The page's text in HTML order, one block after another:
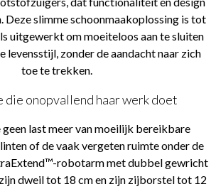
Deze slimme schoonmaakoplossing is tot
uitgewerkt om moeiteloos aan te sluiten
levensstijl, zonder de aandacht naar zich
toe te trekken.
die onopvallend haar werk doet
last meer van moeilijk bereikbare
of de vaak vergeten ruimte onder de
robotarm met dubbel gewricht
zijn dweil tot 18 cm en zijn zijborstel tot 12